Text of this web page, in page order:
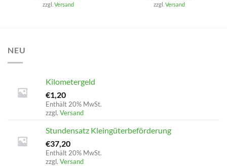
zzgl. Versand
zzgl. Versand
NEU
Kilometergeld
€1,20
Enthält 20% MwSt.
zzgl. Versand
Stundensatz Kleingüterbeförderung
€37,20
Enthält 20% MwSt.
zzgl. Versand